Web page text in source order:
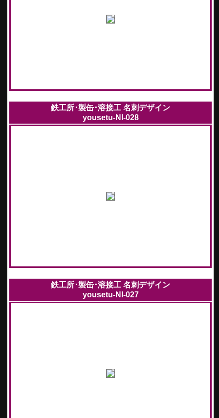
鉄工所･製缶･溶接工 名刺デザイン
yousetu-NI-028
鉄工所･製缶･溶接工 名刺デザイン
yousetu-NI-027